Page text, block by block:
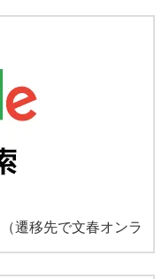
（遷移先で文春オンラ